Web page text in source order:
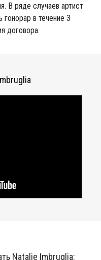
В ряде случаев артист
гонорар в течение 3
договора.
Natalie Imbruglia: